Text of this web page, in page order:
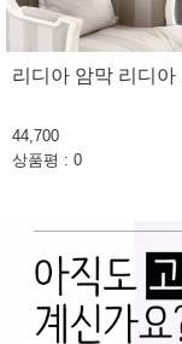
리디아 암막 리디아
44,700
상품평 : 0